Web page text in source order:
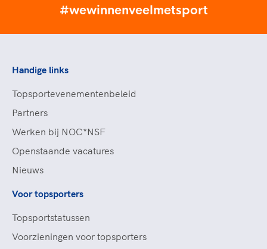
#wewinnenveelmetsport
Handige links
Topsportevenementenbeleid
Partners
Werken bij NOC*NSF
Openstaande vacatures
Nieuws
Voor topsporters
Topsportstatussen
Voorzieningen voor topsporters